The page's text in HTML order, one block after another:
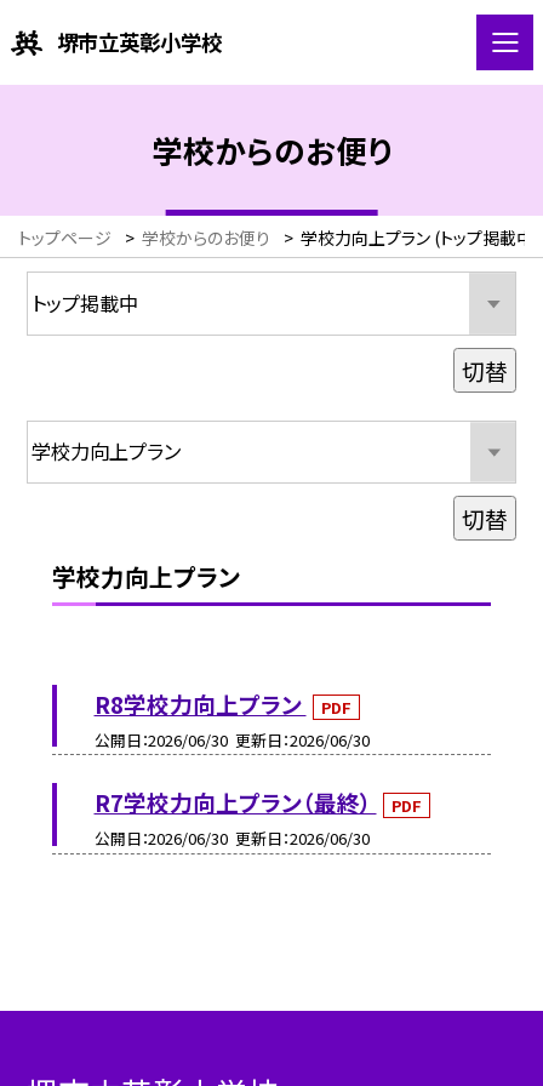
堺市立英彰小学校
学校からのお便り
トップページ > 学校からのお便り > 学校力向上プラン (トップ掲載中)
学校力向上プラン
R8学校力向上プラン
PDF
公開日 2026/06/30 更新日 2026/06/30
R7学校力向上プラン（最終）
PDF
公開日 2026/06/30 更新日 2026/06/30
切替
切替